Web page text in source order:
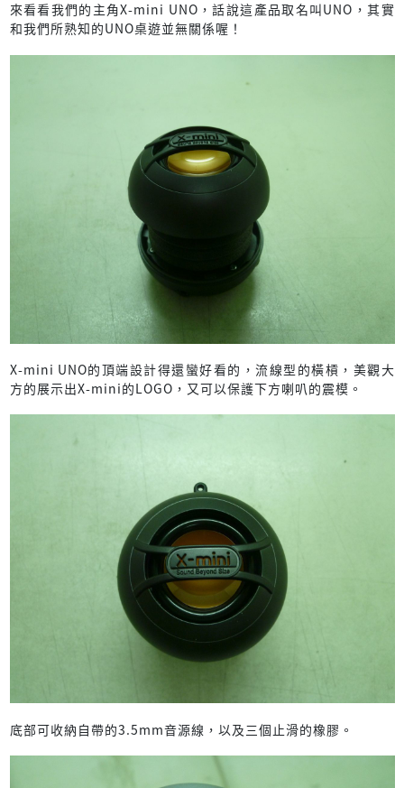
來看看我們的主角X-mini UNO，話說這產品取名叫UNO，其實
和我們所熟知的UNO桌遊並無關係喔！
X-mini UNO的頂端設計得還蠻好看的，流線型的橫槓，美觀大
方的展示出X-mini的LOGO，又可以保護下方喇叭的震模。
底部可收納自帶的3.5mm音源線，以及三個止滑的橡膠。